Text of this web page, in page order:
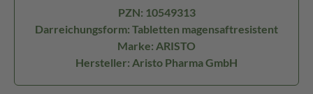
PZN: 10549313
Darreichungsform: Tabletten magensaftresistent
Marke: ARISTO
Hersteller: Aristo Pharma GmbH